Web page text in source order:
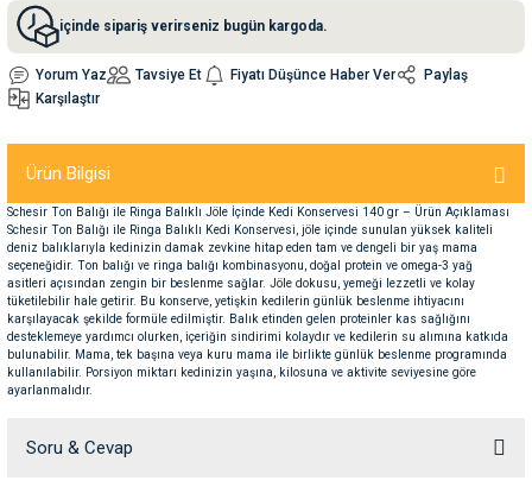
Su Kabları
Kemikleri
Seyahat Ürünleri
içinde sipariş verirseniz bugün kargoda.
Yorum Yaz Tavsiye Et Fiyatı Düşünce Haber Ver
Paylaş
Karşılaştır
Ürün Bilgisi
Schesir Ton Balığı ile Ringa Balıklı Jöle İçinde Kedi Konservesi 140 gr – Ürün Açıklaması
Schesir Ton Balığı ile Ringa Balıklı Kedi Konservesi, jöle içinde sunulan yüksek kaliteli
deniz balıklarıyla kedinizin damak zevkine hitap eden tam ve dengeli bir yaş mama
seçeneğidir. Ton balığı ve ringa balığı kombinasyonu, doğal protein ve omega-3 yağ
asitleri açısından zengin bir beslenme sağlar. Jöle dokusu, yemeği lezzetli ve kolay
tüketilebilir hale getirir. Bu konserve, yetişkin kedilerin günlük beslenme ihtiyacını
karşılayacak şekilde formüle edilmiştir. Balık etinden gelen proteinler kas sağlığını
desteklemeye yardımcı olurken, içeriğin sindirimi kolaydır ve kedilerin su alımına katkıda
bulunabilir. Mama, tek başına veya kuru mama ile birlikte günlük beslenme programında
kullanılabilir. Porsiyon miktarı kedinizin yaşına, kilosuna ve aktivite seviyesine göre
ayarlanmalıdır.
Soru & Cevap